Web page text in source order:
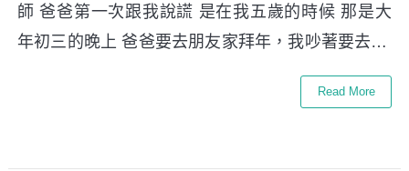
師 爸爸第一次跟我說謊 是在我五歲的時候 那是大
年初三的晚上 爸爸要去朋友家拜年，我吵著要去…
Read More